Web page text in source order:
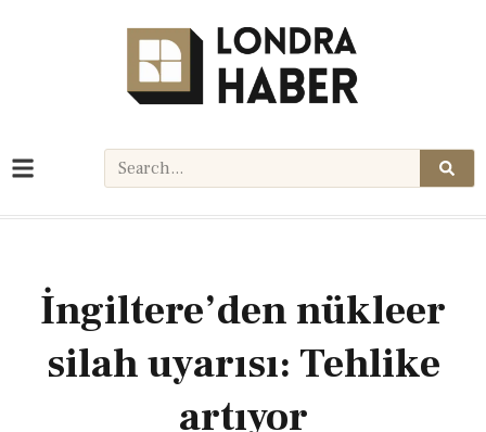
İngiltere’den nükleer
silah uyarısı: Tehlike
artıyor